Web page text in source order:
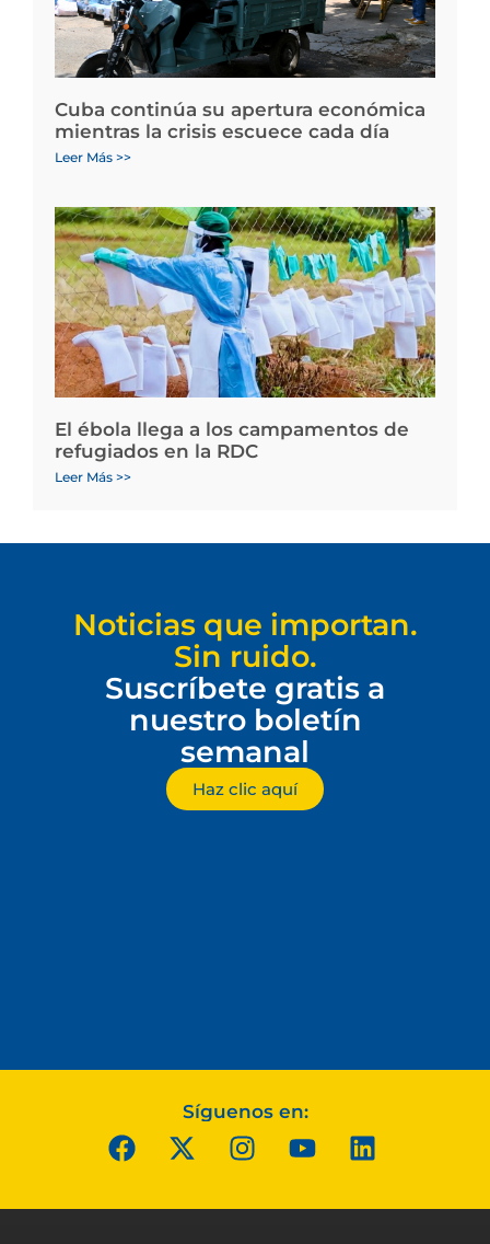
Cuba continúa su apertura económica
mientras la crisis escuece cada día
Leer Más >>
El ébola llega a los campamentos de
refugiados en la RDC
Leer Más >>
Noticias que importan.
Sin ruido.
Suscríbete gratis a
nuestro boletín
semanal
Haz clic aquí
Síguenos en: